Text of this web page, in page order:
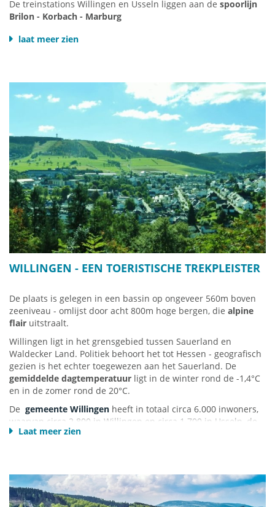
De treinstations Willingen en Usseln liggen aan de spoorlijn
Brilon - Korbach - Marburg
Aankomst met de trein:
passagierstrein informatieHIER
laat meer zien
WILLINGEN - EEN TOERISTISCHE TREKPLEISTER
De plaats is gelegen in een bassin op ongeveer 560m boven
zeeniveau - omlijst door acht 800m hoge bergen, die alpine
flair uitstraalt.
Willingen ligt in het grensgebied tussen Sauerland en
Waldecker Land. Politiek behoort het tot Hessen - geografisch
gezien is het echter toegewezen aan het Sauerland. De
gemiddelde dagtemperatuur ligt in de winter rond de -1,4°C
en in de zomer rond de 20°C.
De gemeente Willingen heeft in totaal circa 6.000 inwoners,
waarvan circa 2.800 in Willingen en circa 1.700 in Usseln, de
op een na grootste stad van de gemeente. Met circa
belangrijkste vakantiebestemming van Hessen - en ooktot de
top 20 van Duitsland(exclusief stadstoerisme).
Laat meer zien